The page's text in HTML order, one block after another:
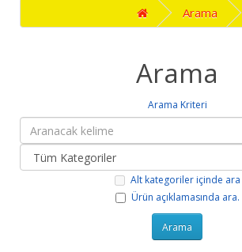
Arama
Arama
Arama Kriteri
Alt kategoriler içinde ara
Ürün açıklamasında ara.